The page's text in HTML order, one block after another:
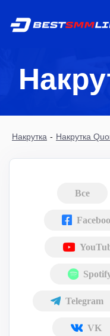
Накрутка - Накрутка
Все
Telegram
VK